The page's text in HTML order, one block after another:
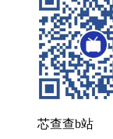
芯查查b站